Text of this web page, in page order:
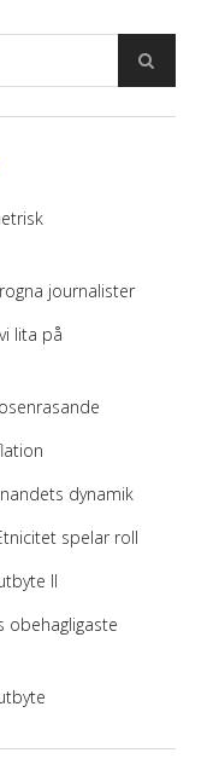
journalister
lita på
dynamik
spelar roll
II
obehagligaste